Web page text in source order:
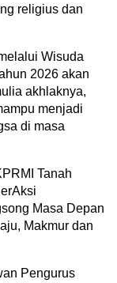
religius dan
Wisuda
2026 akan
akhlaknya,
menjadi
di masa
Tanah
Masa Depan
Makmur dan
Pengurus